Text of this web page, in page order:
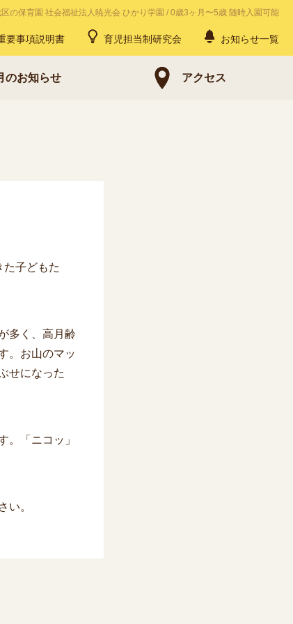
の保育園 社会福祉法人暁光会 ひかり学園 / 0歳3ヶ月〜5歳 随時入園可能
のお知らせ アクセス
要事項説明書 育児担当制研究会 お知らせ一覧
子どもた
多く、高月齢
。お山のマッ
せになった
「ニコッ」
い。